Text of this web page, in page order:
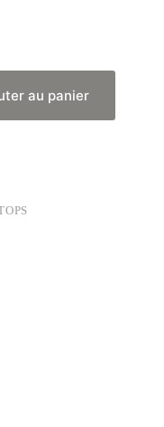
au panier